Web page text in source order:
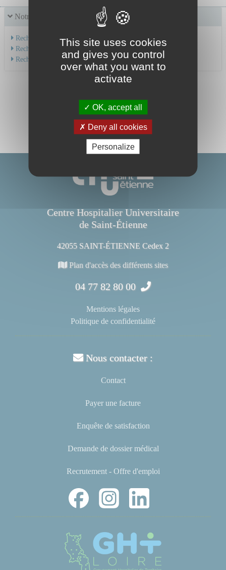
Notre offre de soins
Recherche par service
Recherche par spécialité
Recherche par médecin
Centre Hospitalier Universitaire
de Saint-Étienne
42055 SAINT-ÉTIENNE Cedex 2
Plan d'accès des différents sites
04 77 82 80 00
Mentions légales
Politique de confidentialité
Nous contacter :
Contact
Payer une facture
Enquête de satisfaction
Demande de dossier médical
Recrutement - Offre d'emploi
This site uses cookies
and gives you control
over what you want to
activate
OK, accept all
Deny all cookies
Personalize